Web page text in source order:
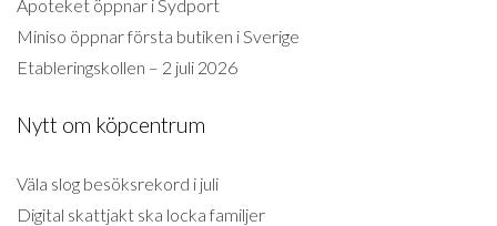
Apoteket öppnar i Sydport
Miniso öppnar första butiken i Sverige
Etableringskollen – 2 juli 2026
Nytt om köpcentrum
Väla slog besöksrekord i juli
Digital skattjakt ska locka familjer